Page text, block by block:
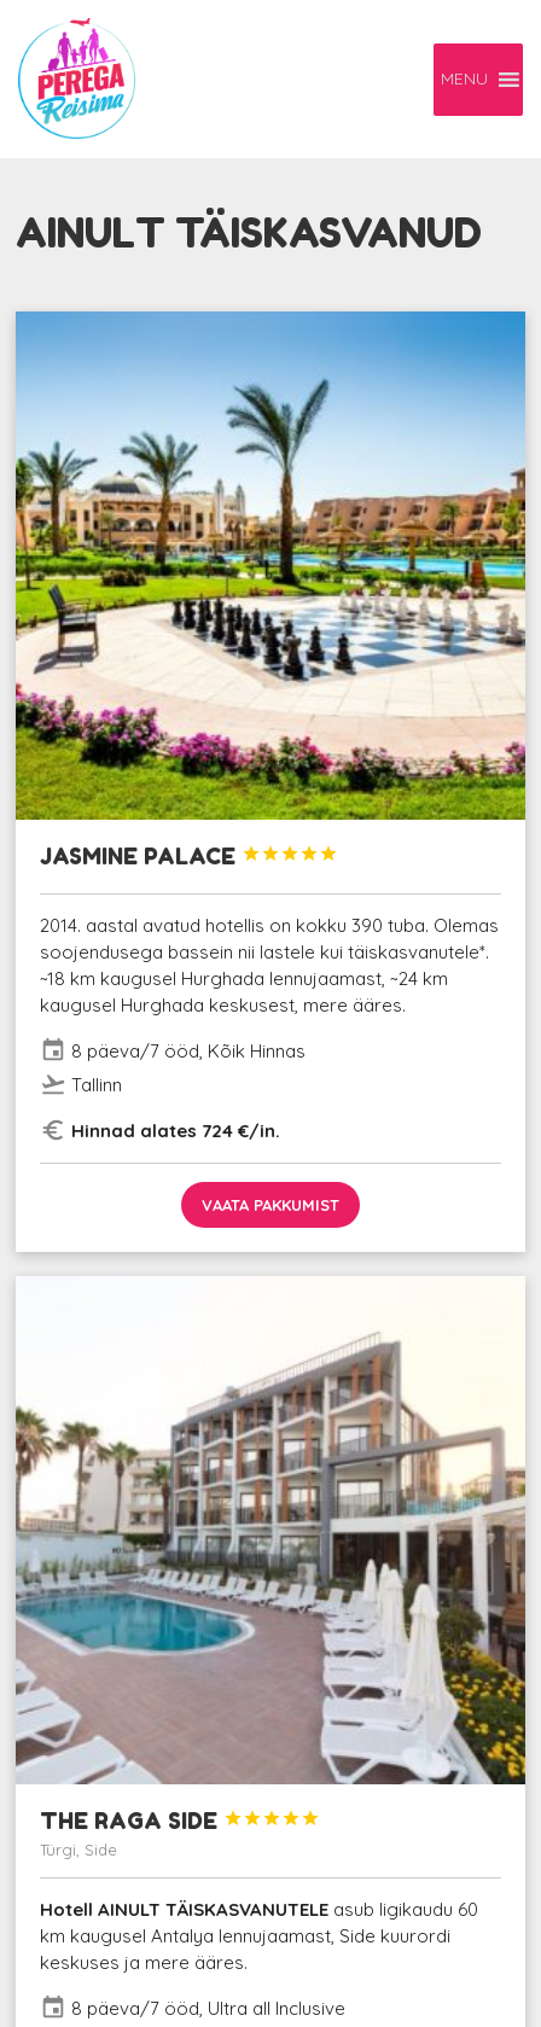
MENU
AINULT TÄISKASVANUD
JASMINE PALACE 




2014. aastal avatud hotellis on kokku 390 tuba. Olemas
soojendusega bassein nii lastele kui täiskasvanutele*.
~18 km kaugusel Hurghada lennujaamast, ~24 km
kaugusel Hurghada keskusest, mere ääres.
event 8 päeva/7 ööd, Kõik Hinnas
flight_takeoff Tallinn
euro_symbol Hinnad alates 724 €/in.
VAATA PAKKUMIST
THE RAGA SIDE 




Türgi, Side
Hotell AINULT TÄISKASVANUTELE asub ligikaudu 60
km kaugusel Antalya lennujaamast, Side kuurordi
keskuses ja mere ääres.
event 8 päeva/7 ööd, Ultra all Inclusive